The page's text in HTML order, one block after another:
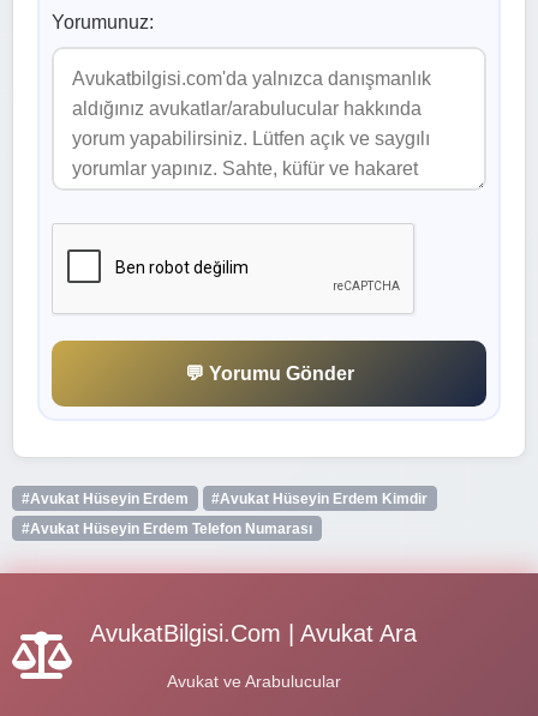
Yorumunuz:
💬 Yorumu Gönder
#Avukat Hüseyin Erdem
#Avukat Hüseyin Erdem Kimdir
#Avukat Hüseyin Erdem Telefon Numarası
AvukatBilgisi.Com | Avukat Ara
Avukat ve Arabulucular